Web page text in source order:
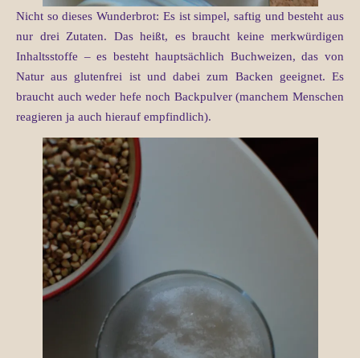
Nicht so dieses Wunderbrot: Es ist simpel, saftig und besteht aus
nur drei Zutaten. Das heißt, es braucht keine merkwürdigen
Inhaltsstoffe – es besteht hauptsächlich Buchweizen, das von
Natur aus glutenfrei ist und dabei zum Backen geeignet. Es
braucht auch weder hefe noch Backpulver (manchem Menschen
reagieren ja auch hierauf empfindlich).